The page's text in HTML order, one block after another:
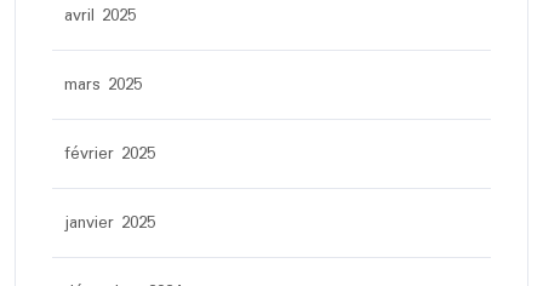
avril 2025
mars 2025
février 2025
janvier 2025